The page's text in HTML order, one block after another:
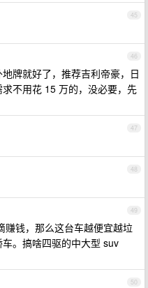
45
46
牌就好了，推荐吉利帝豪，日
不用花 15 万的，没必要，先
47
48
49
赚钱，那么这台车越便宜越垃
。搞啥四驱的中大型 suv
50